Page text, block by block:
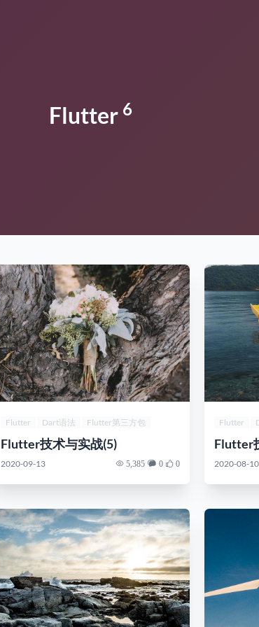
Flutter 6
Flutter Dart语法 Flutter第三方包
Flutter技术与实战(5)
2020-09-13 5,385 0 0
Flutter
Flutter
2020-08-10